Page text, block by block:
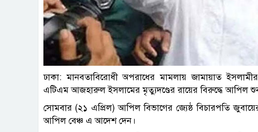
ঢাকা: মানবতাবিরোধী অপরাধের মামলায় জামায়াত
এটিএম আজহারুল ইসলামের মৃত্যুদণ্ডের রায়ের বিরুদ্ধে আপিল
সোমবার (২১ এপ্রিল) আপিল বিভাগের জ্যেষ্ঠ বিচারপতি
আপিল বেঞ্চ এ আদেশ দেন।